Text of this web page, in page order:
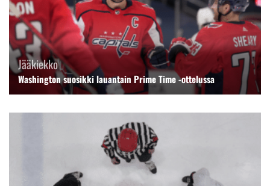
Jääkiekko
Washington suosikki lauantain Prime Time -ottelussa